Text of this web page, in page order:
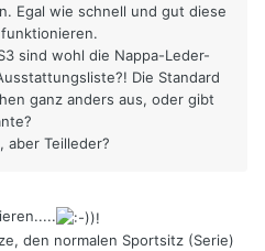
Egal wie schnell und gut diese
sind wohl die Nappa-Leder-
Die Standard
ganz anders aus, oder gibt
aber Teilleder?
den normalen Sportsitz (Serie)